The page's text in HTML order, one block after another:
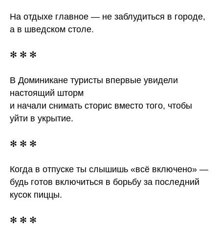
На отдыхе главное — не заблудиться в городе,
а в шведском столе.
✻ ✻ ✻
В Доминикане туристы впервые увидели
настоящий шторм
и начали снимать сторис вместо того, чтобы
уйти в укрытие.
✻ ✻ ✻
Когда в отпуске ты слышишь «всё включено» —
будь готов включиться в борьбу за последний
кусок пиццы.
✻ ✻ ✻